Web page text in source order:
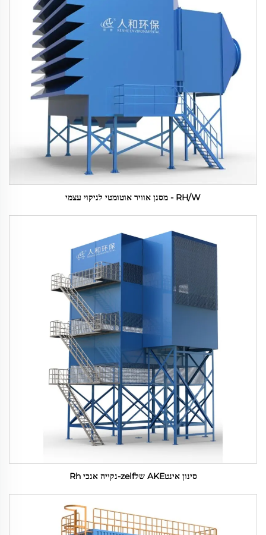
RH/W - מסנן אוויר אוטומטי לניקוי עצמי
סינון אינטAKE שלzelf-נקייה אנכי Rh